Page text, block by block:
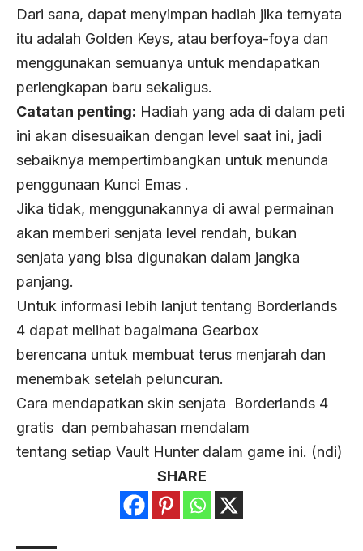
Dari sana, dapat menyimpan hadiah jika ternyata
itu adalah Golden Keys, atau berfoya-foya dan
menggunakan semuanya untuk mendapatkan
perlengkapan baru sekaligus.
Catatan penting: Hadiah yang ada di dalam peti
ini akan disesuaikan dengan level saat ini, jadi
sebaiknya mempertimbangkan untuk menunda
penggunaan Kunci Emas .
Jika tidak, menggunakannya di awal permainan
akan memberi senjata level rendah, bukan
senjata yang bisa digunakan dalam jangka
panjang.
Untuk informasi lebih lanjut tentang Borderlands
4 dapat melihat bagaimana Gearbox
berencana untuk membuat terus menjarah dan
menembak setelah peluncuran.
Cara mendapatkan skin senjata Borderlands 4
gratis dan pembahasan mendalam
tentang setiap Vault Hunter dalam game ini. (ndi)
SHARE